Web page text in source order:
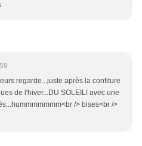
regarde...juste après la confiture
de l'hiver...DU SOLEIL! avec une
/> bises<br />